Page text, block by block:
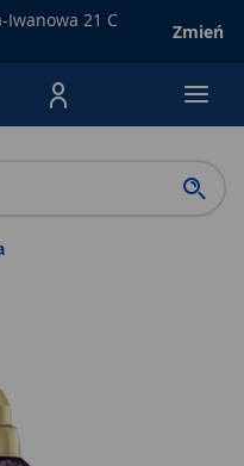
Iwanowa 21 C
Zmień
Produktów,